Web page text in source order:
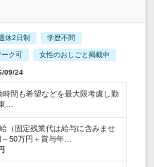
休2日制 学歴不問
ーク可 女性のおしごと掲載中
09/24
時間も希望などを最大限考慮し勤
…
（固定残業代は給与に含みませ
50万円＋賞与年…